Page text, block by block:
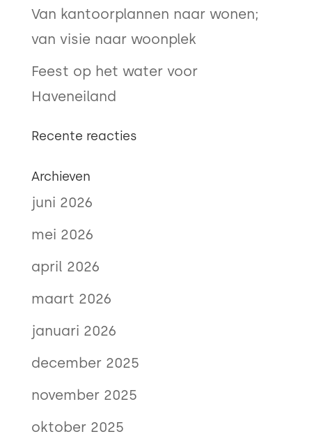
Van kantoorplannen naar wonen;
van visie naar woonplek
Feest op het water voor
Haveneiland
Recente reacties
Archieven
juni 2026
mei 2026
april 2026
maart 2026
januari 2026
december 2025
november 2025
oktober 2025